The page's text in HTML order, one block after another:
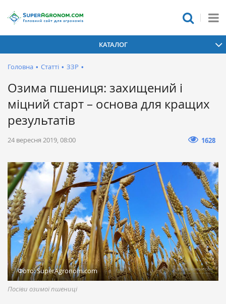
КАТАЛОГ
Головна • Статті • ЗЗР •
Озима пшениця: захищений і
міцний старт – основа для кращих
результатів
24 вересня 2019, 08:00 1628
Фото: SuperAgronom.com
Посіви озимої пшениці